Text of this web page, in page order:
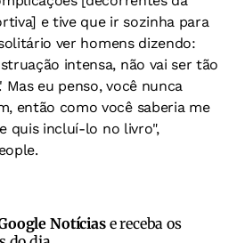
e tive que ir sozinha para
ver homens dizendo:
intensa, não vai ser tão
eu penso, você nunca
então como você saberia me
quis incluí-lo no livro",
Notíciase receba os